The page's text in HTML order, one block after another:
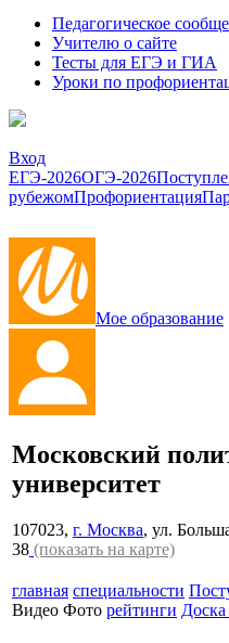
Педагогическое
Учителю о сайте
Тесты для ЕГЭ и ГИА
Уроки по
Вход
ЕГЭ-2026ОГЭ-2026
рубежомПрофориентация
Мое образование
Московский
университет
107023, г. Москва, ул.
38 (показать на карте)
главная специальности
Видео Фото рейтинги